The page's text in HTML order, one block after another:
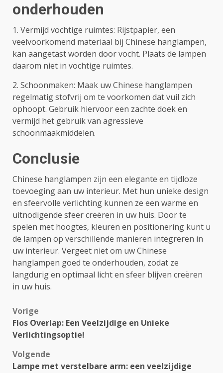
onderhouden
1. Vermijd vochtige ruimtes: Rijstpapier, een
veelvoorkomend materiaal bij Chinese hanglampen,
kan aangetast worden door vocht. Plaats de lampen
daarom niet in vochtige ruimtes.
2. Schoonmaken: Maak uw Chinese hanglampen
regelmatig stofvrij om te voorkomen dat vuil zich
ophoopt. Gebruik hiervoor een zachte doek en
vermijd het gebruik van agressieve
schoonmaakmiddelen.
Conclusie
Chinese hanglampen zijn een elegante en tijdloze
toevoeging aan uw interieur. Met hun unieke design
en sfeervolle verlichting kunnen ze een warme en
uitnodigende sfeer creëren in uw huis. Door te
spelen met hoogtes, kleuren en positionering kunt u
de lampen op verschillende manieren integreren in
uw interieur. Vergeet niet om uw Chinese
hanglampen goed te onderhouden, zodat ze
langdurig en optimaal licht en sfeer blijven creëren
in uw huis.
Bericht
navigatie
Vorige
Flos Overlap: Een Veelzijdige en Unieke
Verlichtingsoptie!
Volgende
Lampe met verstelbare arm: een veelzijdige